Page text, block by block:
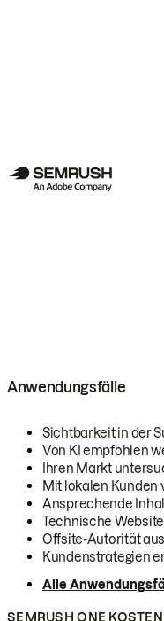
Anwendungsfälle
Sichtbarkeit in der
Von KI empfohlen
Ihren Markt
Mit lokalen Kunden
Ansprechende
Technische
Offsite-Autorität
Kundenstrategien
Alle
SEMRUSH ONE